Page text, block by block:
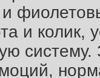
и колик,
систему.